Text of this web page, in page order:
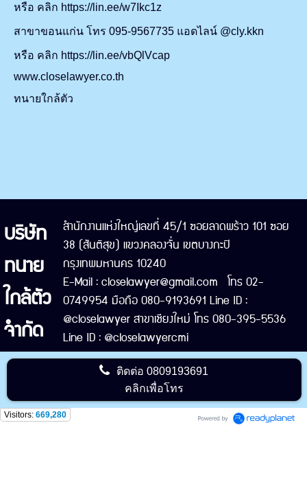
หรือ คลิก https://lin.ee/w7Ikc1z
สาขาขอนแก่น โทร 095-9567735 แอดไลน์ @cly.kkn
หรือ คลิก https://lin.ee/vbQlVcap
www.closelawyer.co.th
ทนายใกล้ตัว
บริษัท
ทนาย
ใกล้ตัว
จำกัด
สำนักงานแห่งใหญ่เลขที่ 45/1 ซอยลาดพร้าว 101 ซอย
38 (สันติสุข) แขวงคลองจั่น เขตบางกะปิ
กรุงเทพมหานคร 10240
E-Mail : closelawyer@gmail.com โทร 02-
0749954 มือถือ 080-9193691 Line ID :
@closelawyer สาขาเชียงใหม่ โทร 080-395-5536
Line ID : @closelawyercmi
ติดต่อ0809193691
คลิกเพื่อโทร
Visitors: 669,280